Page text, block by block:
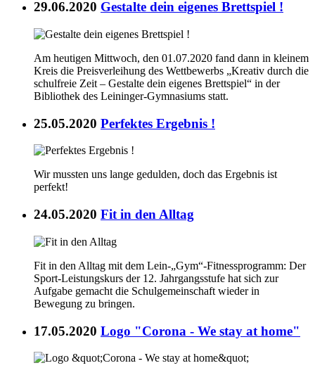
29.06.2020 Gestalte dein eigenes Brettspiel !
Am heutigen Mittwoch, den 01.07.2020 fand dann in kleinem
Kreis die Preisverleihung des Wettbewerbs „Kreativ durch die
schulfreie Zeit – Gestalte dein eigenes Brettspiel“ in der
Bibliothek des Leininger-Gymnasiums statt.
25.05.2020 Perfektes Ergebnis !
Wir mussten uns lange gedulden, doch das Ergebnis ist
perfekt!
24.05.2020 Fit in den Alltag
Fit in den Alltag mit dem Lein-„Gym“-Fitnessprogramm: Der
Sport-Leistungskurs der 12. Jahrgangsstufe hat sich zur
Aufgabe gemacht die Schulgemeinschaft wieder in
Bewegung zu bringen.
17.05.2020 Logo "Corona - We stay at home"